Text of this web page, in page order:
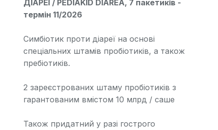
ДІАРЕЇ / PEDIAKID DIAREA, 7 пакетиків -
термін 11/2026
Симбіотик проти діареї на основі
спеціальних штамів пробіотиків, а також
пребіотиків.
2 зареєстрованих штаму пробіотиків з
гарантованим вмістом 10 млрд / саше
Також придатний у разі гострого